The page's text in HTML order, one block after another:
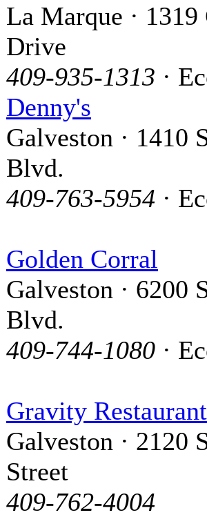
La Marque · 1319
Drive
409-935-1313 ·
Denny's
Galveston · 1410
Blvd.
409-763-5954 ·
Golden Corral
Galveston · 6200
Blvd.
409-744-1080 ·
Gravity
Galveston · 2120
Street
409-762-4004